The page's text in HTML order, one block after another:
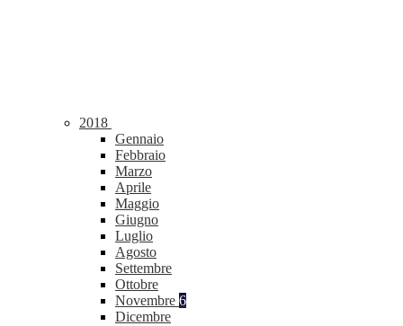
2018
Gennaio
Febbraio
Marzo
Aprile
Maggio
Giugno
Luglio
Agosto
Settembre
Ottobre
Novembre 6
Dicembre